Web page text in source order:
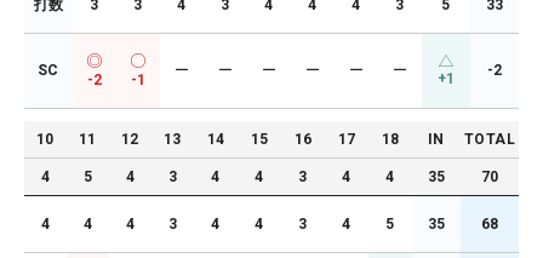
打数 3 3 4 3 4 4 4 3 5 33
SC
-2 -1
ー ー ー ー ー ー +1 -2
10 11 12 13 14 15 16 17 18 IN TOTAL
4 5 4 3 4 4 3 4 4 35 70
4 4 4 3 4 4 3 4 5 35 68